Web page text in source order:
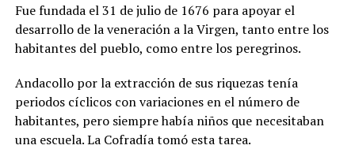
Fue fundada el 31 de julio de 1676 para apoyar el
desarrollo de la veneración a la Virgen, tanto entre los
habitantes del pueblo, como entre los peregrinos.
Andacollo por la extracción de sus riquezas tenía
periodos cíclicos con variaciones en el número de
habitantes, pero siempre había niños que necesitaban
una escuela. La Cofradía tomó esta tarea.